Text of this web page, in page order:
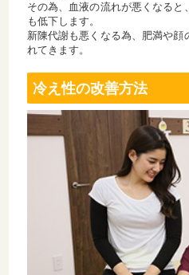
その為、血液の流れが悪くなると
も低下します。
新陳代謝も悪くなる為、肥満や
れてきます。
冷え性の改善方法